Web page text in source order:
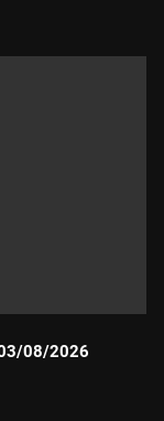
08/2026